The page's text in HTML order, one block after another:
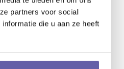
partners voor social
die u aan ze heeft
omdat
op lange